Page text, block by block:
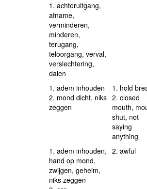
1. achteruitgang,
afname,
verminderen,
minderen,
terugang,
teloorgang, verval,
verslechtering,
dalen
1. adem inhouden
2. mond dicht, niks
zeggen
1. hold
2. closed
mouth,
shut, not
saying
anything
1. adem inhouden,
hand op mond,
zwijgen, geheim,
niks zeggen
2. awful